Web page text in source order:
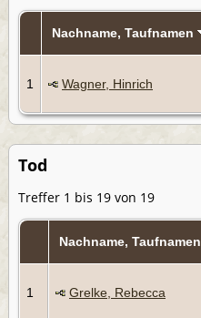
Nachname, Taufnamen
1 Wagner, Hinrich
Tod
Treffer 1 bis 19 von 19
Nachname, Taufnamen
1 Grelke, Rebecca